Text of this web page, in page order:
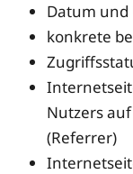
Datum und
konkrete
Nutzers
(Referrer)